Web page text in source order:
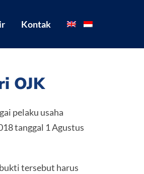
Kontak
OJK
pelaku usaha
tanggal 1 Agustus
tersebut harus